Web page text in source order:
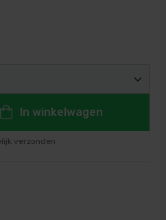
In winkelwagen
verzonden